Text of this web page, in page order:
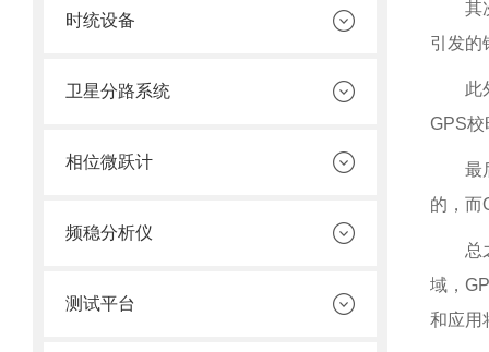
时统设备
卫星分路系统
相位微跃计
频稳分析仪
测试平台
其
引发的
此
GPS校
最
的，而
总
域，
和应用